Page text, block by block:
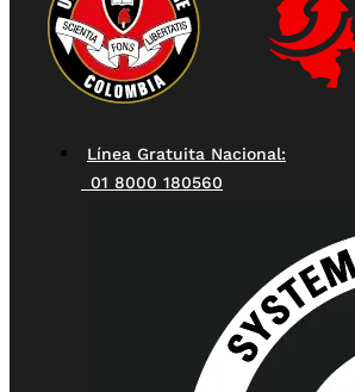
Línea Gratuita Nacional:
01 8000 180560